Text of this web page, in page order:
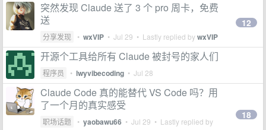
突然发现 Claude 送了 3 个 pro 周卡，免费
送
分享发现 • wxVIP • Jul 29 • Lastly replied bywxVIP
12
开源个工具给所有 Claude 被封号的家人们
程序员 • lwyvibecoding • Jul 28
Claude Code 真的能替代 VS Code 吗？用
了一个月的真实感受
职场话题 • yaobawu66 • Jul 29 • Lastly replied by
18